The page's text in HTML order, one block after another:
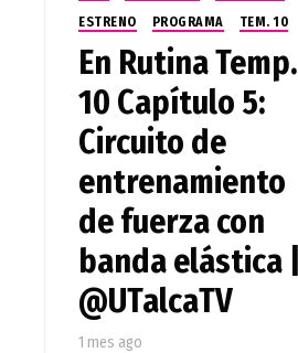
ESTRENO
PROGRAMA TEM. 10
En Rutina Temp.
10 Capítulo 5:
Circuito de
entrenamiento
de fuerza con
banda elástica |
@UTalcaTV
1 mes ago